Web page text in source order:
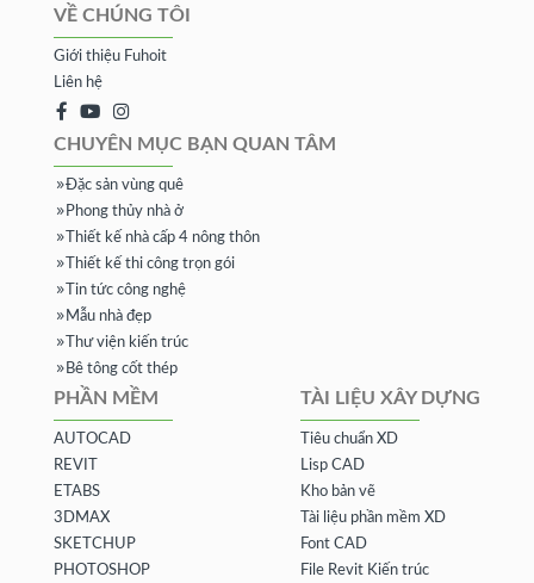
VỀ CHÚNG TÔI
Giới thiệu Fuhoit
Liên hệ
CHUYÊN MỤC BẠN QUAN TÂM
Đặc sản vùng quê
Phong thủy nhà ở
Thiết kế nhà cấp 4 nông thôn
Thiết kế thi công trọn gói
Tin tức công nghệ
Mẫu nhà đẹp
Thư viện kiến trúc
Bê tông cốt thép
PHẦN MỀM
AUTOCAD
REVIT
ETABS
3DMAX
SKETCHUP
PHOTOSHOP
TÀI LIỆU XÂY DỰNG
Tiêu chuẩn XD
Lisp CAD
Kho bản vẽ
Tài liệu phần mềm XD
Font CAD
File Revit Kiến trúc